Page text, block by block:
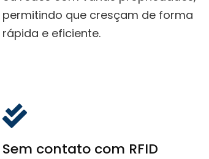
permitindo que cresçam de forma
rápida e eficiente.
Sem contato com RFID